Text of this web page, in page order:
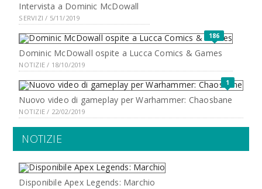
Intervista a Dominic McDowall
SERVIZI / 5/11/2019
186
Dominic McDowall ospite a Lucca Comics & Games
NOTIZIE / 18/10/2019
1
Nuovo video di gameplay per Warhammer: Chaosbane
NOTIZIE / 22/02/2019
NOTIZIE
Disponibile Apex Legends: Marchio